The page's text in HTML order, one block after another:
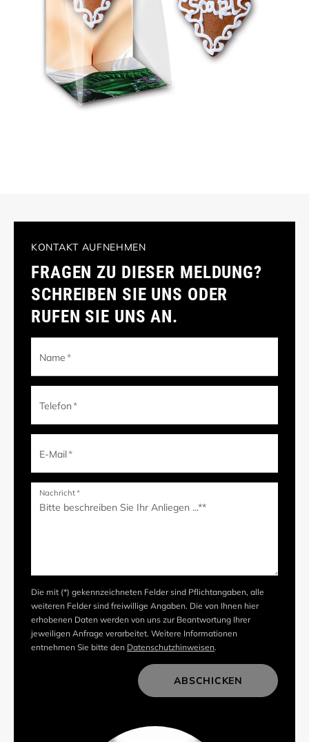
KONTAKT AUFNEHMEN
FRAGEN ZU DIESER MELDUNG?
SCHREIBEN SIE UNS ODER
RUFEN SIE UNS AN.
Name*
Telefon*
E-Mail*
Nachricht*
Die mit (*) gekennzeichneten Felder sind Pflichtangaben, alle
weiteren Felder sind freiwillige Angaben. Die von Ihnen hier
erhobenen Daten werden von uns zur Beantwortung Ihrer
jeweiligen Anfrage verarbeitet. Weitere Informationen
entnehmen Sie bitte den Datenschutzhinweisen.
ABSCHICKEN